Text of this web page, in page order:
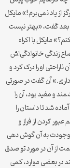
از یاد نمی‌برم!» مایکل
گفت، «بهتر نیست
مایکل با اکراه
زندگی خانوادگی‌اش
او را درک کرد و
آن گفت در صورتی
و مفید بود، آن را
شد تا داستان را
کردن از فراز و
وجودت به آن گوش دهی
از آن در مورد تو صدق
در بعضی موارد، کمی